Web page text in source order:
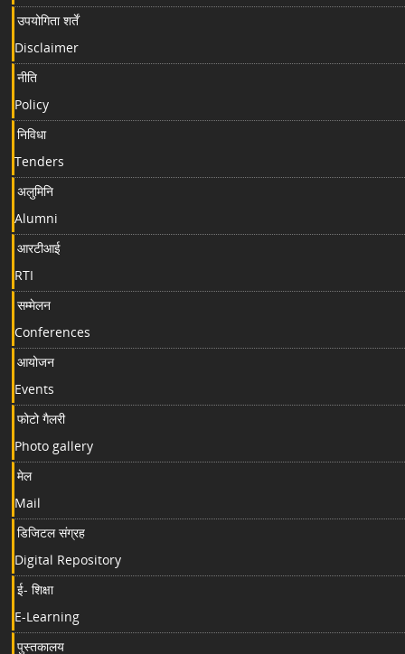
उपयोगिता शर्तें
Disclaimer
नीति
Policy
निविधा
Tenders
अलुमिनि
Alumni
आरटीआई
RTI
सम्मेलन
Conferences
आयोजन
Events
फोटो गैलरी
Photo gallery
मेल
Mail
डिजिटल संग्रह
Digital Repository
ई- शिक्षा
E-Learning
पुस्तकालय